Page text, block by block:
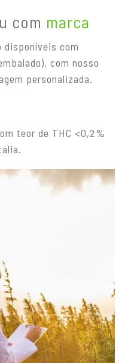
com marca
disponíveis com
com nosso
personalizada.
teor de THC <0,2%